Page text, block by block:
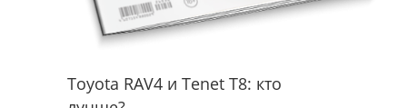
Toyota RAV4 и Tenet T8: кто